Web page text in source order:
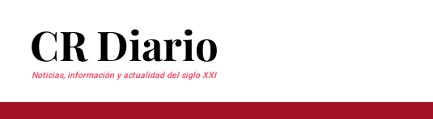
CR Diario
Noticias, información y actualidad del siglo XXI